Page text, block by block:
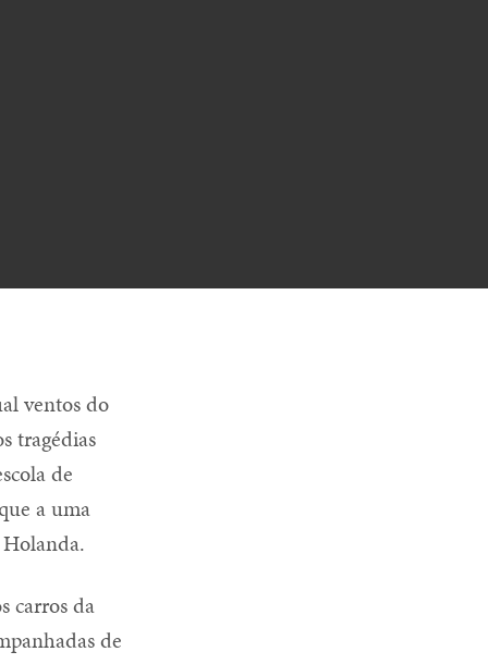
ventos do
tragédias
de
a uma
carros da
de